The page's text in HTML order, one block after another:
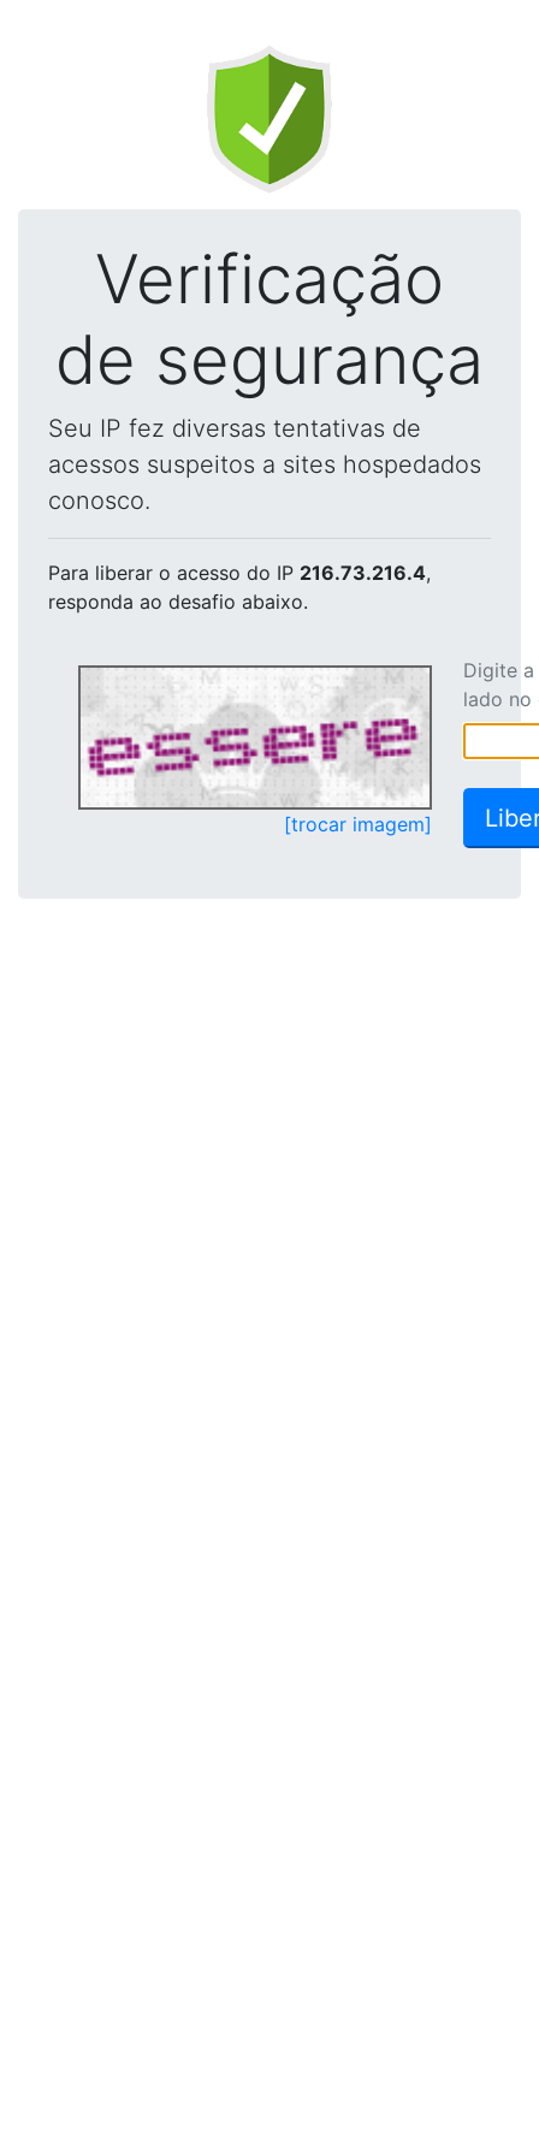
Verificação
de segurança
Seu IP fez diversas tentativas de
acessos suspeitos a sites hospedados
conosco.
Para liberar o acesso do IP 216.73.216.4,
responda ao desafio abaixo.
[trocar imagem]
Digite
lado no